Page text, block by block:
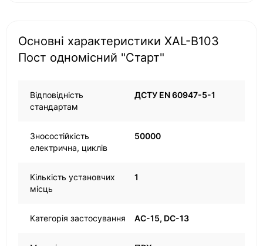
Основні характеристики XAL-B103
Пост одномісний "Старт"
Відповідність
стандартам
ДСТУ EN 60947-5-1
Зносостійкість
електрична, циклів
50000
Кількість установчих
місць
1
Категорія застосування AC-15, DC-13